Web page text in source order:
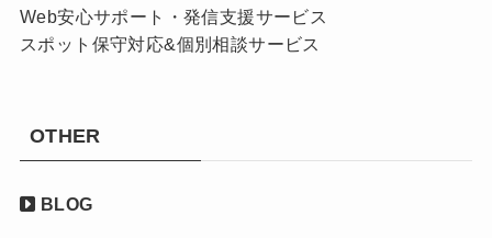
Web安心サポート・発信支援サービス
スポット保守対応&個別相談サービス
OTHER
BLOG